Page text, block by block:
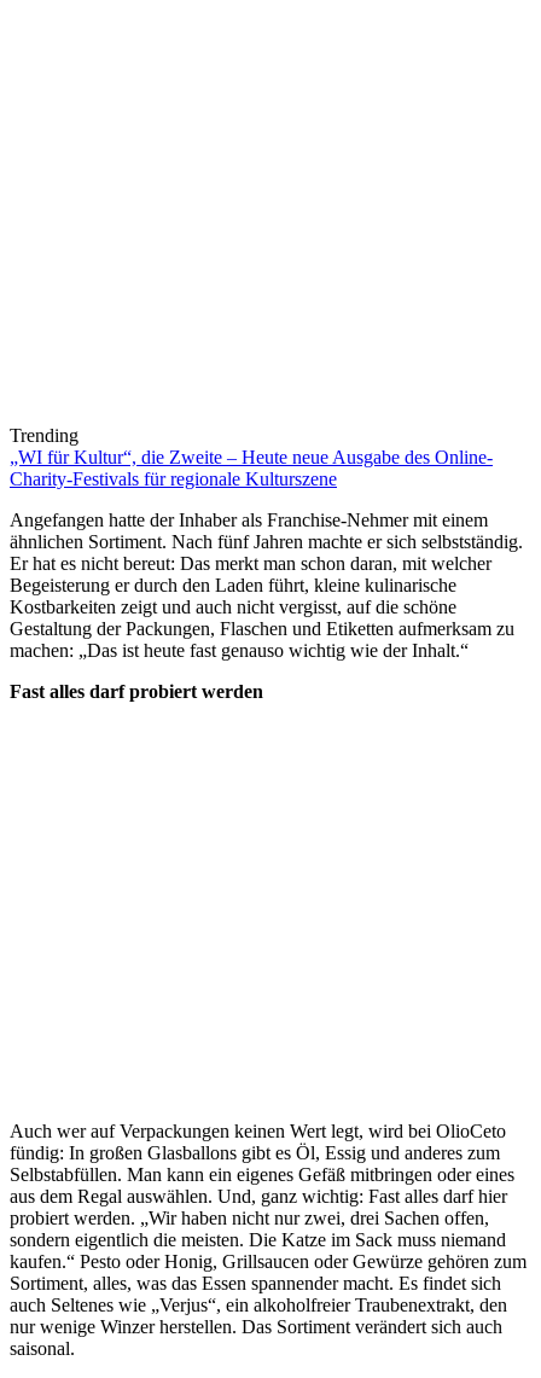
Trending
„WI für Kultur“, die Zweite – Heute neue Ausgabe des Online-
Charity-Festivals für regionale Kulturszene
Angefangen hatte der Inhaber als Franchise-Nehmer mit einem
ähnlichen Sortiment. Nach fünf Jahren machte er sich selbstständig.
Er hat es nicht bereut: Das merkt man schon daran, mit welcher
Begeisterung er durch den Laden führt, kleine kulinarische
Kostbarkeiten zeigt und auch nicht vergisst, auf die schöne
Gestaltung der Packungen, Flaschen und Etiketten aufmerksam zu
machen: „Das ist heute fast genauso wichtig wie der Inhalt.“
Fast alles darf probiert werden
Auch wer auf Verpackungen keinen Wert legt, wird bei OlioCeto
fündig: In großen Glasballons gibt es Öl, Essig und anderes zum
Selbstabfüllen. Man kann ein eigenes Gefäß mitbringen oder eines
aus dem Regal auswählen. Und, ganz wichtig: Fast alles darf hier
probiert werden. „Wir haben nicht nur zwei, drei Sachen offen,
sondern eigentlich die meisten. Die Katze im Sack muss niemand
kaufen.“ Pesto oder Honig, Grillsaucen oder Gewürze gehören zum
Sortiment, alles, was das Essen spannender macht. Es findet sich
auch Seltenes wie „Verjus“, ein alkoholfreier Traubenextrakt, den
nur wenige Winzer herstellen. Das Sortiment verändert sich auch
saisonal.